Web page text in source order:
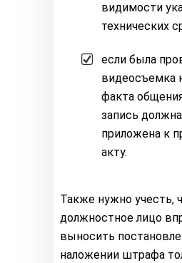
видимости
технических
если была
видеосъемка
факта
запись
приложена к
акту.
Также нужно учесть,
должностное лицо
выносить
наложении штрафа